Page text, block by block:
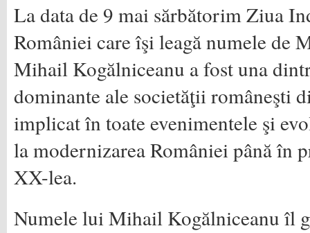
La data de 9 mai sărbătorim Ziua
României care îşi leagă numele de
Mihail Kogălniceanu a fost una
dominante ale societăţii româneşti
implicat în toate evenimentele şi
la modernizarea României până în
XX-lea.
Numele lui Mihail Kogălniceanu îl